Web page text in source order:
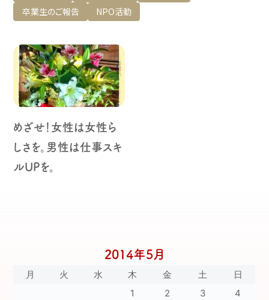
卒業生のご報告
NPO活動
めざせ！女性は女性ら
しさを。男性は仕事スキ
ルUPを。
2014年5月
月 火 水 木 金 土 日
1 2 3
4